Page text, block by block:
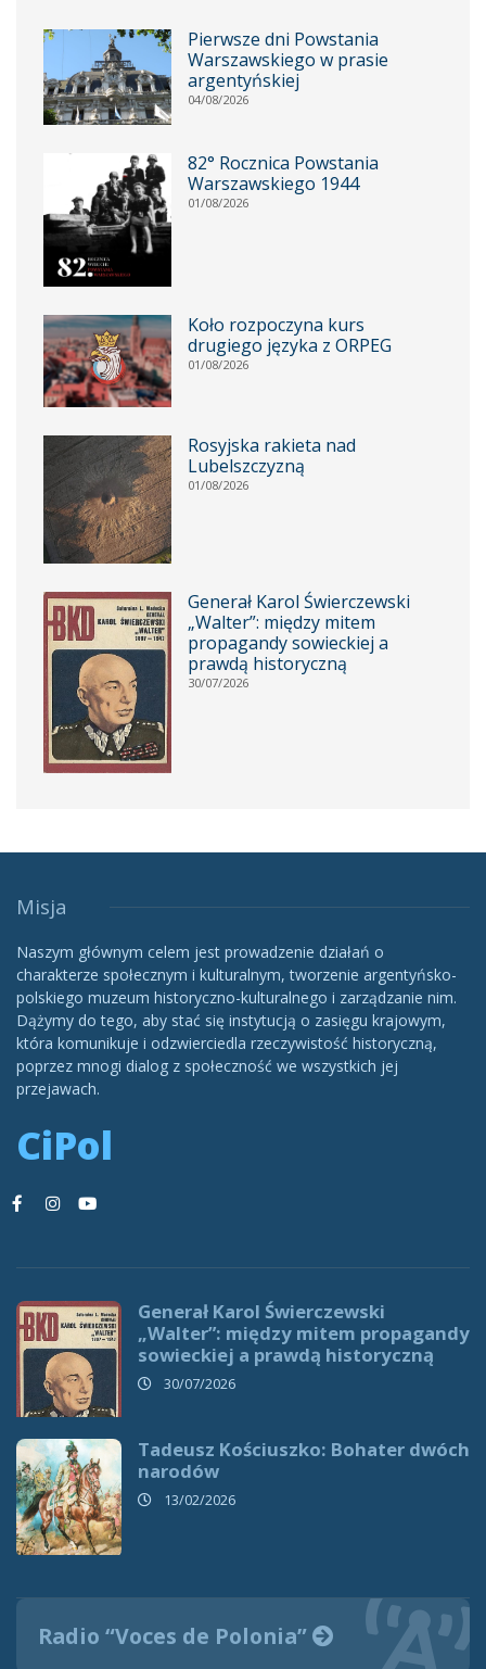
Pierwsze dni Powstania
Warszawskiego w prasie
argentyńskiej
04/08/2026
82° Rocznica Powstania
Warszawskiego 1944
01/08/2026
Koło rozpoczyna kurs
drugiego języka z ORPEG
01/08/2026
Rosyjska rakieta nad
Lubelszczyzną
01/08/2026
Generał Karol Świerczewski
„Walter”: między mitem
propagandy sowieckiej a
prawdą historyczną
30/07/2026
Misja
Naszym głównym celem jest prowadzenie działań o
charakterze społecznym i kulturalnym, tworzenie argentyńsko-
polskiego muzeum historyczno-kulturalnego i zarządzanie nim.
Dążymy do tego, aby stać się instytucją o zasięgu krajowym,
która komunikuje i odzwierciedla rzeczywistość historyczną,
poprzez mnogi dialog z społeczność we wszystkich jej
przejawach.
CiPol
Generał Karol Świerczewski
„Walter”: między mitem propagandy
sowieckiej a prawdą historyczną
30/07/2026
Tadeusz Kościuszko: Bohater dwóch
narodów
13/02/2026
Radio “Voces de Polonia”